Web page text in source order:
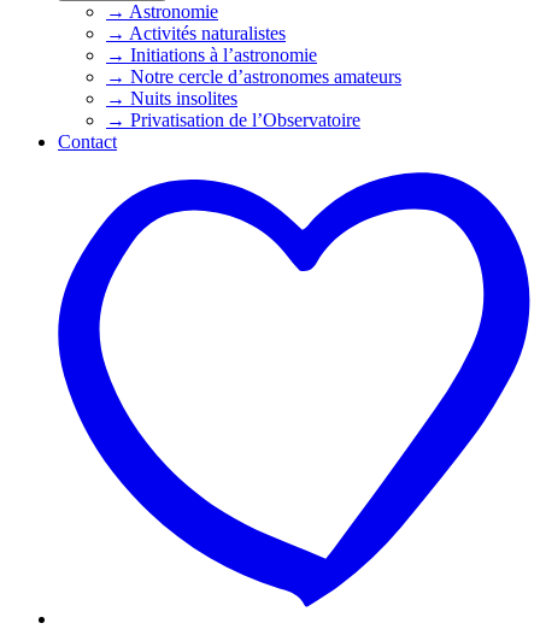
→ Astronomie
→ Activités naturalistes
→ Initiations à l’astronomie
→ Notre cercle d’astronomes amateurs
→ Nuits insolites
→ Privatisation de l’Observatoire
Contact